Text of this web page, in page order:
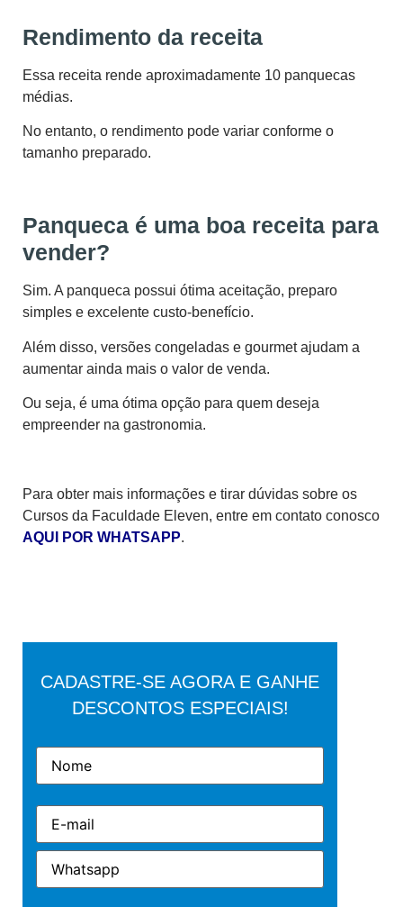
Rendimento da receita
Essa receita rende aproximadamente 10 panquecas
médias.
No entanto, o rendimento pode variar conforme o
tamanho preparado.
Panqueca é uma boa receita para
vender?
Sim. A panqueca possui ótima aceitação, preparo
simples e excelente custo-benefício.
Além disso, versões congeladas e gourmet ajudam a
aumentar ainda mais o valor de venda.
Ou seja, é uma ótima opção para quem deseja
empreender na gastronomia.
Para obter mais informações e tirar dúvidas sobre os
Cursos da Faculdade Eleven, entre em contato conosco
AQUI POR WHATSAPP.
CADASTRE-SE AGORA E GANHE
DESCONTOS ESPECIAIS!